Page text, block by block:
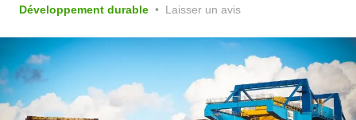
on
Développement durable
Laisser un avis